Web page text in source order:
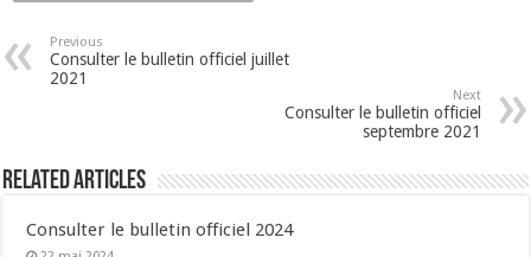
Previous
Consulter le bulletin officiel juillet
2021
Next
Consulter le bulletin officiel
septembre 2021
Related Articles
Consulter le bulletin officiel 2024